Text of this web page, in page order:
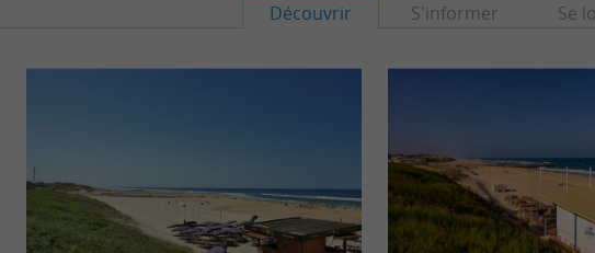
Découvrir S'informer Se